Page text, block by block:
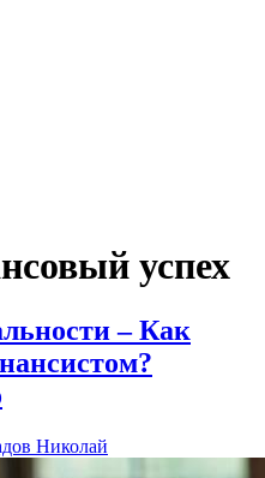
успех
– Как
Николай